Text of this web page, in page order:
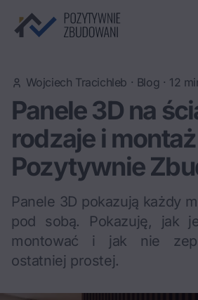
Wojciech Tracichleb · Blog · 12
Panele 3D na
rodzaje i montaż |
Pozytywnie
Panele 3D pokazują każdy
pod sobą. Pokazuję, jak
montować i jak nie
ostatniej prostej.